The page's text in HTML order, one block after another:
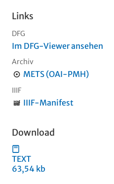
Links
DFG
Im DFG-Viewer ansehen
Archiv
METS (OAI-PMH)
IIIF
IIIF-Manifest
Download
TEXT
63,54 kb